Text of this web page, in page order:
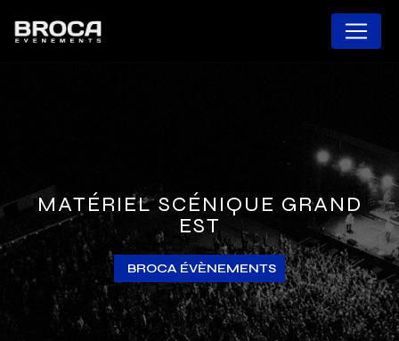
MATÉRIEL SCÉNIQUE GRAND
EST
BROCA ÉVÈNEMENTS